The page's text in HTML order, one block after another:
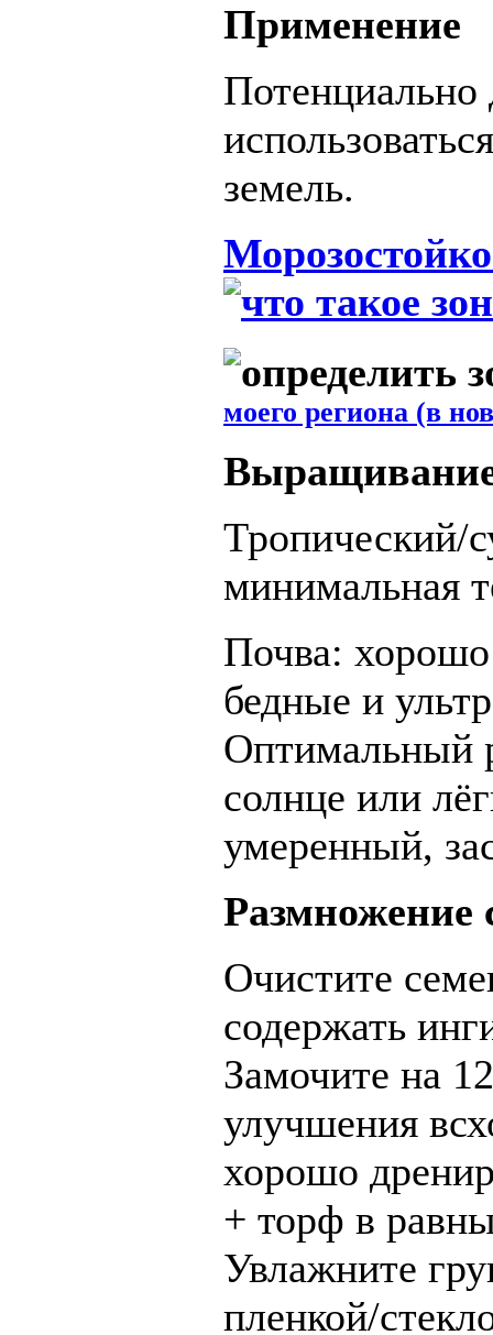
Применение
Потенциально
земель.
моего региона (в
Тропический/
минимальная
Почва: хорошо
бедные и
Оптимальный
солнце или
умеренный,
Размножение
Очистите
содержать
Замочите на
улучшения
хорошо
+ торф в
Увлажните
пленкой/